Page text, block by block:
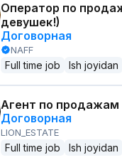
Оператор по
девушек!)
Договорная
NAFF
Full time job Ish joyidan
Агент по продажам
Договорная
LION_ESTATE
Full time job Ish joyidan